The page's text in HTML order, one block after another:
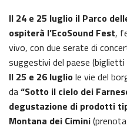
Il 24 e 25 luglio il Parco
ospiterà l’EcoSound Fest,
vivo, con due serate di
suggestivi del paese
Il 25 e 26 lugliole vie del
da“Sotto il cielo dei
degustazione di prodotti
Montana dei Cimini